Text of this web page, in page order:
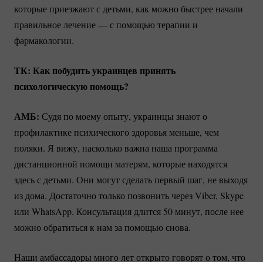
которые приезжают с детьми, как можно быстрее начали
правильное лечение — с помощью терапии и
фармакологии.
ТК: Как побудить украинцев принять
психологическую помощь?
АМБ: Судя по моему опыту, украинцы знают о
профилактике психического здоровья меньше, чем
поляки. Я вижу, насколько важна наша программа
дистанционной помощи матерям, которые находятся
здесь с детьми. Они могут сделать первый шаг, не выходя
из дома. Достаточно только позвонить через Viber, Skype
или WhatsApp. Консультация длится 50 минут, после нее
можно обратиться к нам за помощью снова.
Наши амбассадоры много лет открыто говорят о том, что